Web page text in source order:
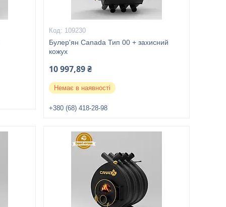
109230
Булер'ян Canada Тип 00 + захисний
кожух
10 997,89 ₴
Немає в наявності
+380 (68) 418-28-98